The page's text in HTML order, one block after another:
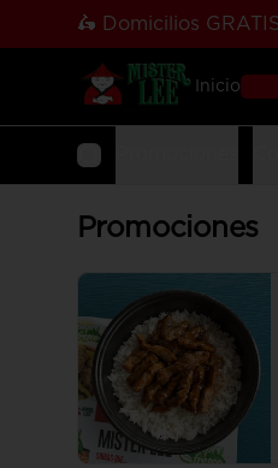
🛵 Domicilios
Inicio
Promociones